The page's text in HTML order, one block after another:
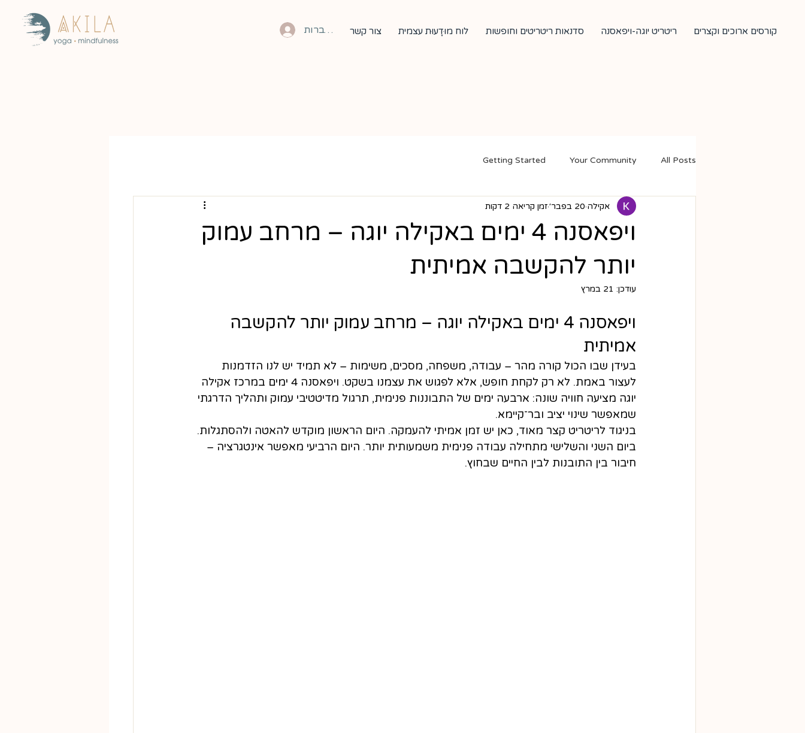
להתחברות קורסים ארוכים וקצרים ריטריט יוגה-ויפאסנה סדנאות ריטריטים וחופשות לוח מוּדָעוּת עצמית צור קשר
All Posts
Your Community
Getting Started
ויפאסנה 4 ימים באקילה יוגה – מרחב עמוק
יותר להקשבה אמיתית
אקילה 20 בפבר׳ זמן קריאה 2 דקות
עודכן: 21 במרץ
ויפאסנה 4 ימים באקילה יוגה – מרחב עמוק יותר להקשבה
אמיתית
בעידן שבו הכול קורה מהר – עבודה, משפחה, מסכים, משימות – לא תמיד יש לנו הזדמנות
לעצור באמת. לא רק לקחת חופש, אלא לפגוש את עצמנו בשקט. ויפאסנה 4 ימים במרכז אקילה
יוגה מציעה חוויה שונה: ארבעה ימים של התבוננות פנימית, תרגול מדיטטיבי עמוק ותהליך הדרגתי
שמאפשר שינוי יציב ובר־קיימא.
בניגוד לריטריט קצר מאוד, כאן יש זמן אמיתי להעמקה. היום הראשון מוקדש להאטה ולהסתגלות.
ביום השני והשלישי מתחילה עבודה פנימית משמעותית יותר. היום הרביעי מאפשר אינטגרציה –
חיבור בין התובנות לבין החיים שבחוץ.